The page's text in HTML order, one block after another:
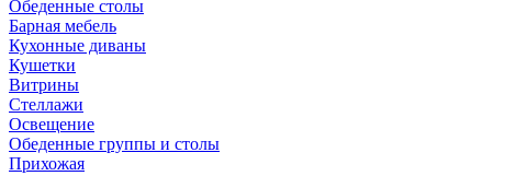
Обеденные столы
Барная мебель
Кухонные диваны
Кушетки
Витрины
Стеллажи
Освещение
Обеденные группы и столы
Прихожая